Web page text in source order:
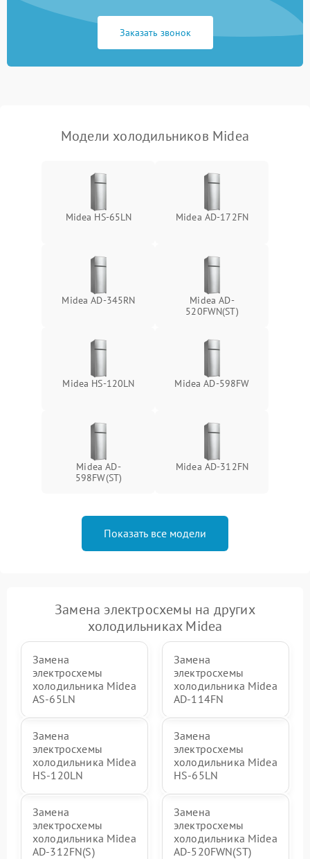
Сбой в работе инвертора
работе
2000 ₽ Подробнее →
Заказать звонок
Модели холодильников Midea
Midea HS-65LN Midea AD-172FN
Midea AD-345RN
Midea AD-
520FWN(ST)
Midea HS-120LN Midea AD-598FW
Midea AD-
598FW(ST)
Midea AD-312FN
Показать все модели
Замена электросхемы на других
холодильниках Midea
Замена
электросхемы
холодильника Midea
AS-65LN
Замена
электросхемы
холодильника Midea
AD-114FN
Замена
электросхемы
холодильника Midea
HS-120LN
Замена
электросхемы
холодильника Midea
HS-65LN
Замена
электросхемы
холодильника Midea
AD-312FN(S)
Замена
электросхемы
холодильника Midea
AD-520FWN(ST)